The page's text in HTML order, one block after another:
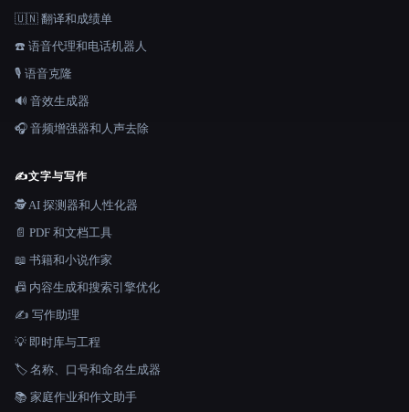
🇺🇳 翻译和成绩单
☎️ 语音代理和电话机器人
🎙️ 语音克隆
🔊 音效生成器
🎧 音频增强器和人声去除
✍️文字与写作
🕵️ AI 探测器和人性化器
📄 PDF 和文档工具
📖 书籍和小说作家
📠 内容生成和搜索引擎优化
✍️ 写作助理
💡 即时库与工程
🏷️ 名称、口号和命名生成器
📚 家庭作业和作文助手